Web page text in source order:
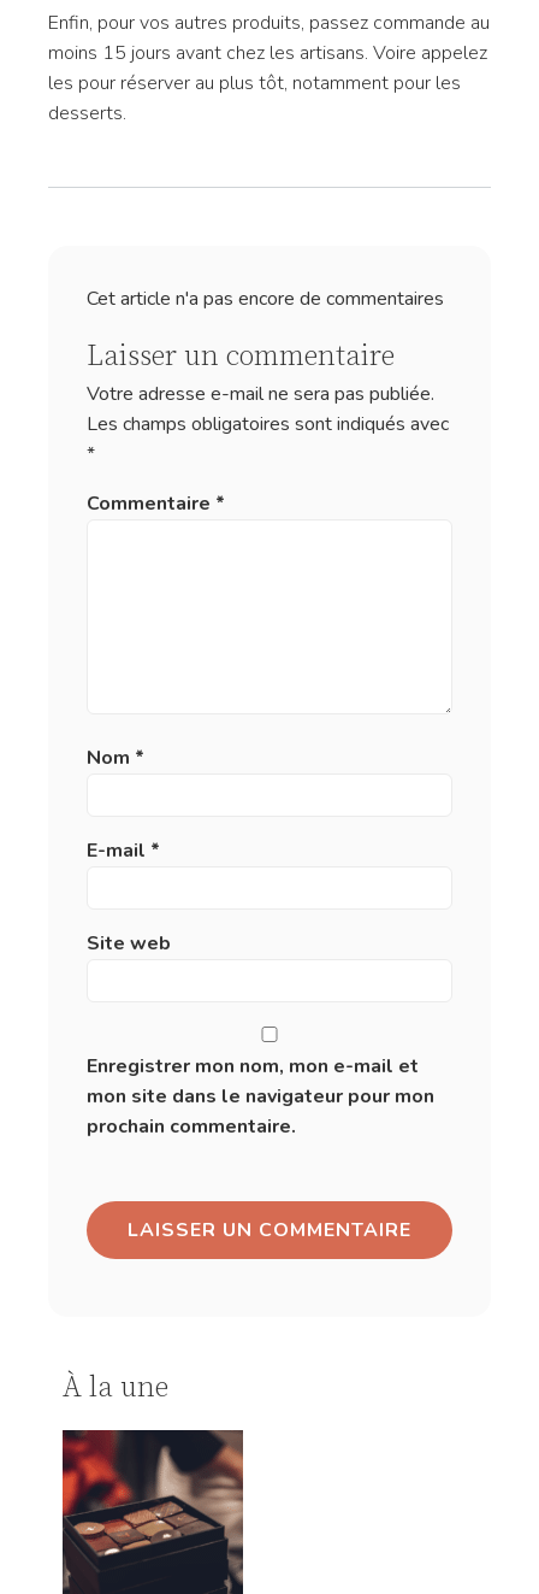
Enfin, pour vos autres produits, passez commande au
moins 15 jours avant chez les artisans. Voire appelez
les pour réserver au plus tôt, notamment pour les
desserts.
Cet article n'a pas encore de commentaires
Laisser un commentaire
Votre adresse e-mail ne sera pas publiée.
Les champs obligatoires sont indiqués avec
*
Commentaire *
Nom *
E-mail *
Site web
Enregistrer mon nom, mon e-mail et
mon site dans le navigateur pour mon
prochain commentaire.
À la une